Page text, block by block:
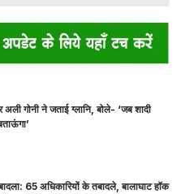
अली गोनी ने जताई ग्लानि, बोले- ‘जब शादी
65 अधिकारियों के तबादले, बालाघाट हॉक